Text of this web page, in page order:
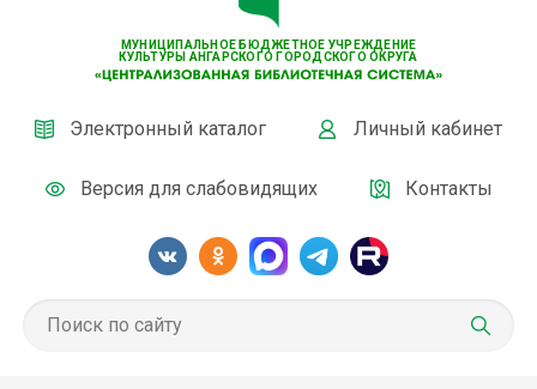
МУНИЦИПАЛЬНОЕ БЮДЖЕТНОЕ УЧРЕЖДЕНИЕ
КУЛЬТУРЫ АНГАРСКОГО ГОРОДСКОГО ОКРУГА
Электронный каталог Личный кабинет
Версия для слабовидящих Контакты